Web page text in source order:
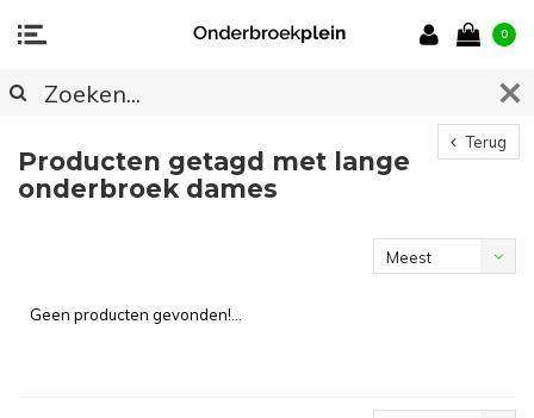
0
Terug
Producten getagd met lange
onderbroek dames
Meest
Geen producten gevonden!...